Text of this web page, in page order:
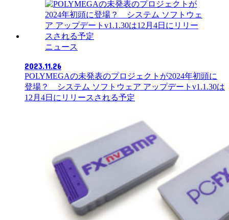
ニュース
2023.11.26
POLYMEGAの未発表のプロジェクトが2024年初頭に
登場？ システム ソフトウェア アップデートv1.1.30は
12月4日にリリースされる予定